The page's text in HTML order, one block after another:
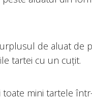
de aluat de
tartei cu un cuțit.
toate mini tartele